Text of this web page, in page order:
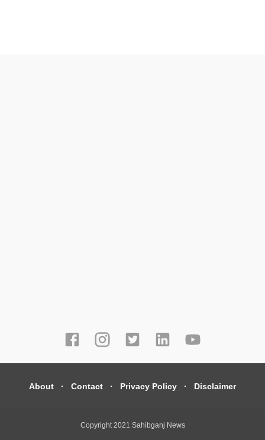
About Contact Privacy Policy Disclaimer
Copyright 2021 Sahibganj News